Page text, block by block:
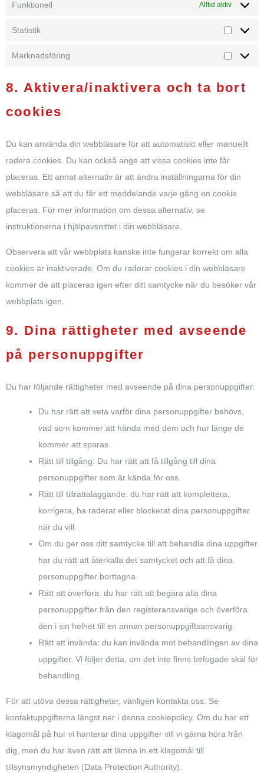
Funktionell Alltid aktiv
Statistik
Marknadsföring
8. Aktivera/inaktivera och ta bort
cookies
Du kan använda din webbläsare för att automatiskt eller manuellt
radera cookies. Du kan också ange att vissa cookies inte får
placeras. Ett annat alternativ är att ändra inställningarna för din
webbläsare så att du får ett meddelande varje gång en cookie
placeras. För mer information om dessa alternativ, se
instruktionerna i hjälpavsnittet i din webbläsare.
Observera att vår webbplats kanske inte fungerar korrekt om alla
cookies är inaktiverade. Om du raderar cookies i din webbläsare
kommer de att placeras igen efter ditt samtycke när du besöker vår
webbplats igen.
9. Dina rättigheter med avseende
på personuppgifter
Du har följande rättigheter med avseende på dina personuppgifter:
Du har rätt att veta varför dina personuppgifter behövs,
vad som kommer att hända med dem och hur länge de
kommer att sparas.
Rätt till tillgång: Du har rätt att få tillgång till dina
personuppgifter som är kända för oss.
Rätt till tillrättaläggande: du har rätt att komplettera,
korrigera, ha raderat eller blockerat dina personuppgifter
när du vill.
Om du ger oss ditt samtycke till att behandla dina uppgifter
har du rätt att återkalla det samtycket och att få dina
personuppgifter borttagna.
Rätt att överföra: du har rätt att begära alla dina
personuppgifter från den registeransvarige och överföra
den i sin helhet till en annan personuppgiftsansvarig.
Rätt att invända: du kan invända mot behandlingen av dina
uppgifter. Vi följer detta, om det inte finns befogade skäl för
behandling.
För att utöva dessa rättigheter, vänligen kontakta oss. Se
kontaktuppgifterna längst ner i denna cookiepolicy. Om du har ett
klagomål på hur vi hanterar dina uppgifter vill vi gärna höra från
dig, men du har även rätt att lämna in ett klagomål till
tillsynsmyndigheten (Data Protection Authority).